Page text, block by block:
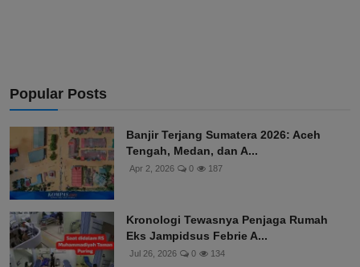
Popular Posts
Banjir Terjang Sumatera 2026: Aceh
Tengah, Medan, dan A...
Apr 2, 2026 0 187
Kronologi Tewasnya Penjaga Rumah
Eks Jampidsus Febrie A...
Jul 26, 2026 0 134